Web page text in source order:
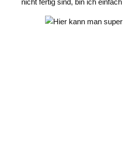
nicht fertig sind, bin ich